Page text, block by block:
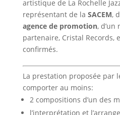
artistique de La Rochelle
représentant de la SACEM,
agence de promotion,
partenaire, Cristal Records,
confirmés.
La prestation proposée par
comporter au moins:
2 compositions d’un des
l’interprétation et